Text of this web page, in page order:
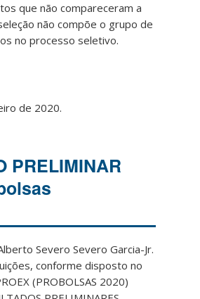
que não compareceram a
não compõe o grupo de
no processo seletivo.
de 2020.
PRELIMINAR
Severo Severo Garcia-Jr.
conforme disposto no
(PROBOLSAS 2020)